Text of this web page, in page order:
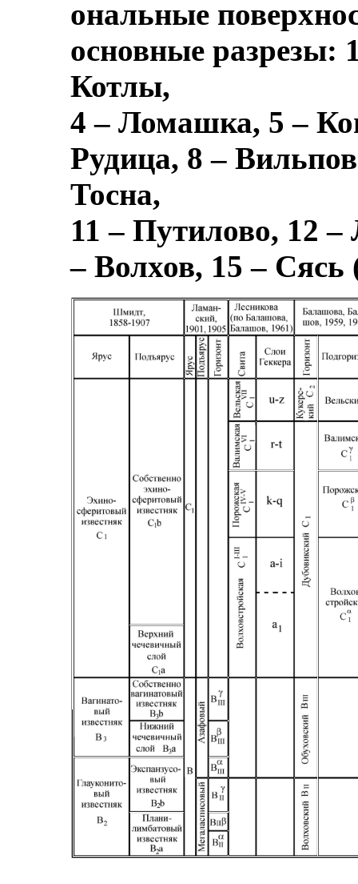
ональные
основные разрезы:
Котлы,
4 – Ломашка, 5 –
Рудица, 8 –
Тосна,
11 – Путилово, 12
– Волхов, 15 –